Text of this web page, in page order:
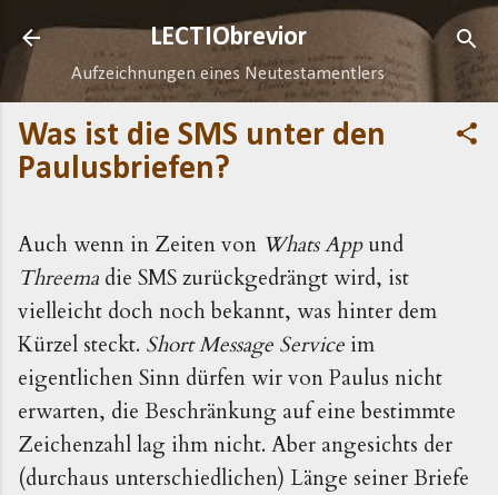
Direkt zum Hauptbereich
LECTIObrevior
Aufzeichnungen eines Neutestamentlers
Was ist die SMS unter den
Paulusbriefen?
Auch wenn in Zeiten von Whats Appund
Threema die SMS zurückgedrängt wird, ist
vielleicht doch noch bekannt, was hinter dem
Kürzel steckt. Short Message Service im
eigentlichen Sinn dürfen wir von Paulus nicht
erwarten, die Beschränkung auf eine bestimmte
Zeichenzahl lag ihm nicht. Aber angesichts der
(durchaus unterschiedlichen) Länge seiner Briefe